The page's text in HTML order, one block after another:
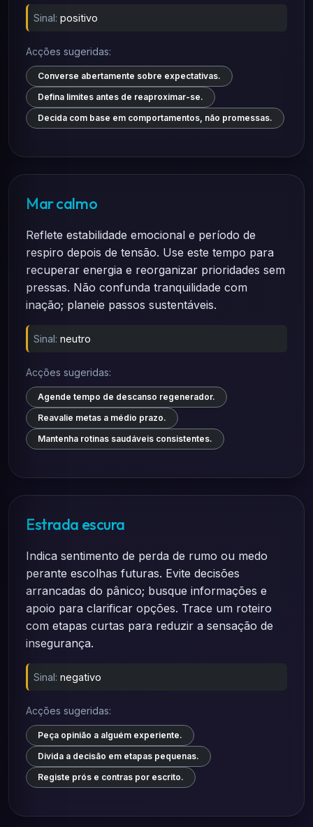
Sinal: positivo
Acções sugeridas:
Converse abertamente sobre expectativas.
Defina limites antes de reaproximar-se.
Decida com base em comportamentos, não promessas.
Mar calmo
Reflete estabilidade emocional e período de
respiro depois de tensão. Use este tempo para
recuperar energia e reorganizar prioridades sem
pressas. Não confunda tranquilidade com
inação; planeie passos sustentáveis.
Sinal: neutro
Acções sugeridas:
Agende tempo de descanso regenerador.
Reavalie metas a médio prazo.
Mantenha rotinas saudáveis consistentes.
Estrada escura
Indica sentimento de perda de rumo ou medo
perante escolhas futuras. Evite decisões
arrancadas do pânico; busque informações e
apoio para clarificar opções. Trace um roteiro
com etapas curtas para reduzir a sensação de
insegurança.
Sinal: negativo
Acções sugeridas:
Peça opinião a alguém experiente.
Divida a decisão em etapas pequenas.
Registe prós e contras por escrito.